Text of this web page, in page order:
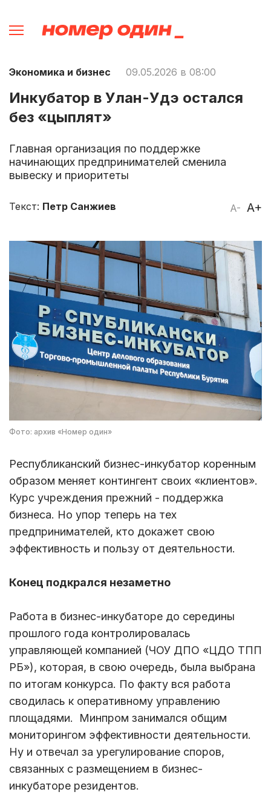
Экономика и бизнес 09.05.2026 в 08:00
Инкубатор в Улан-Удэ остался
без «цыплят»
Главная организация по поддержке
начинающих предпринимателей сменила
вывеску и приоритеты
A- A+
Текст: Петр Санжиев
Фото: архив «Номер один»
Республиканский бизнес-инкубатор коренным
образом меняет контингент своих «клиентов».
Курс учреждения прежний - поддержка
бизнеса. Но упор теперь на тех
предпринимателей, кто докажет свою
эффективность и пользу от деятельности.
Конец подкрался незаметно
Работа в бизнес-инкубаторе до середины
прошлого года контролировалась
управляющей компанией (ЧОУ ДПО «ЦДО ТПП
РБ»), которая, в свою очередь, была выбрана
по итогам конкурса. По факту вся работа
сводилась к оперативному управлению
площадями. Минпром занимался общим
мониторингом эффективности деятельности.
Ну и отвечал за урегулирование споров,
связанных с размещением в бизнес-
инкубаторе резидентов.